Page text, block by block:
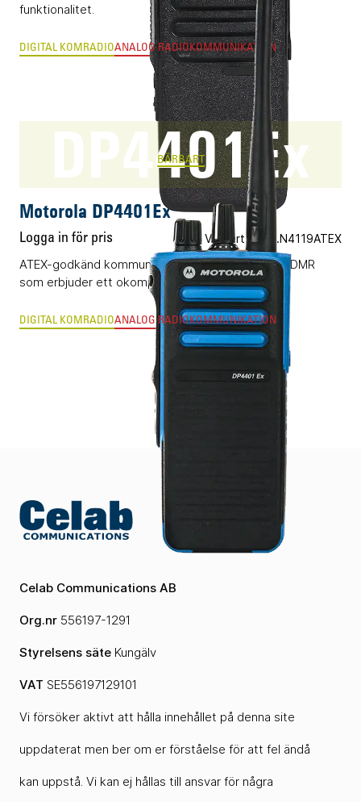
funktionalitet.
DIGITAL KOMRADIOANALOG RADIOKOMMUNIKATION
DP4401Ex
BÄRBART
Motorola DP4401Ex
Logga in för pris Vårt art.nr 05.N4119ATEX
ATEX-godkänd kommunikationsradio baserad på DMR
som erbjuder ett okomplicerat handhavande.
DIGITAL KOMRADIOANALOG RADIOKOMMUNIKATION
Celab Communications AB
Org.nr 556197-1291
Styrelsens säte Kungälv
VAT SE556197129101
Vi försöker aktivt att hålla innehållet på denna site
uppdaterat men ber om er förståelse för att fel ändå
kan uppstå. Vi kan ej hållas till ansvar för några